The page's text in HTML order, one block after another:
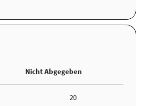
Nicht Abgegeben
20